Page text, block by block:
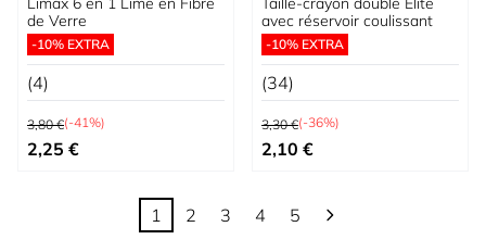
de Verre
-10% EXTRA
(4)
Prix normal
3,80 €(-41%)
Prix spécial
2,25 €
avec réservoir coulissant
-10% EXTRA
(34)
Prix normal
3,30 €(-36%)
Prix spécial
2,10 €
Vous lisez actuellement la page
1
Page
2
Page
3
Page
4
Page
5